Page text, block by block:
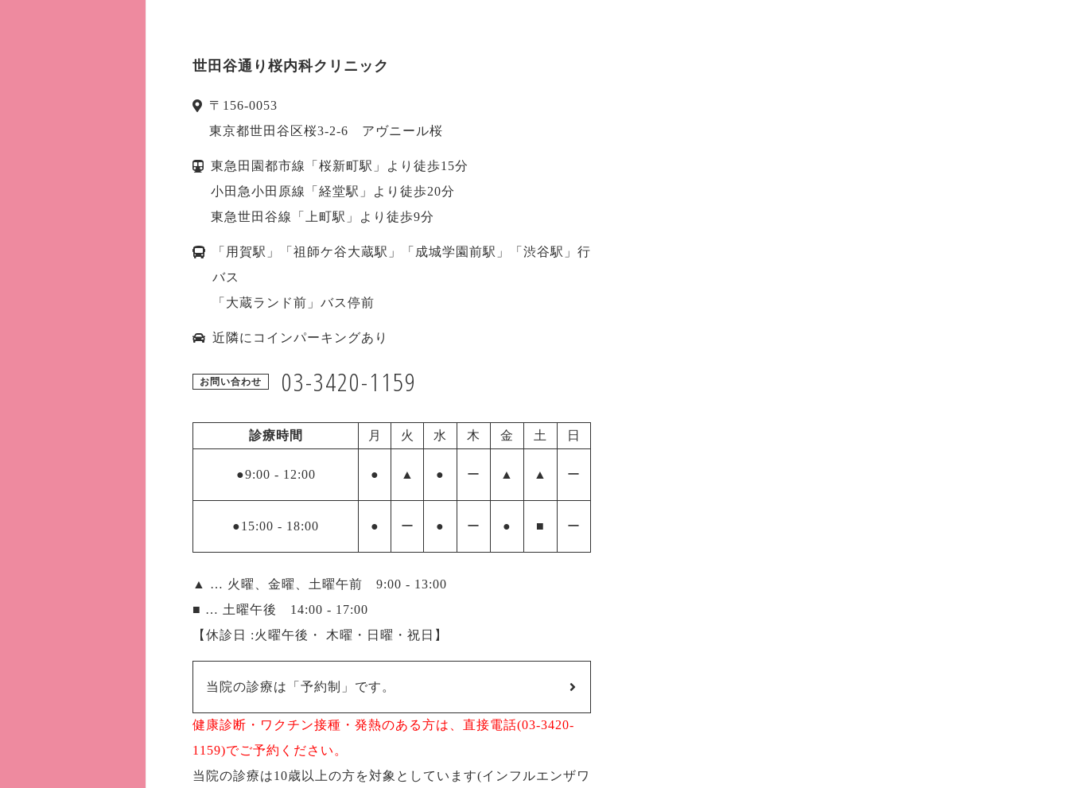
世田谷通り桜内科クリニック
〒 156-0053
東京都世田谷区桜3-2-6 アヴニール桜
東急田園都市線「桜新町駅」より徒歩15分
小田急小田原線「経堂駅」より徒歩20分
東急世田谷線「上町駅」より徒歩9分
「用賀駅」「祖師ケ谷大蔵駅」「成城学園前駅」「渋谷駅」行
バス
「大蔵ランド前」バス停前
近隣にコインパーキングあり
お問い合わせ 03-3420-1159
診療時間 月 火 水 木 金 土 日
●9:00 - 12:00 ● ▲ ● ー ▲ ▲ ー
●15:00 - 18:00 ● ー ● ー ● ■ ー
▲ … 火曜、金曜、土曜午前 9:00 - 13:00
■ … 土曜午後 14:00 - 17:00
【休診日 :火曜午後・ 木曜・日曜・祝日】
当院の診療は「予約制」です。
健康診断・ワクチン接種・発熱のある方は、直接電話(03-3420-
1159)でご予約ください。
当院の診療は10歳以上の方を対象としています(インフルエンザワ